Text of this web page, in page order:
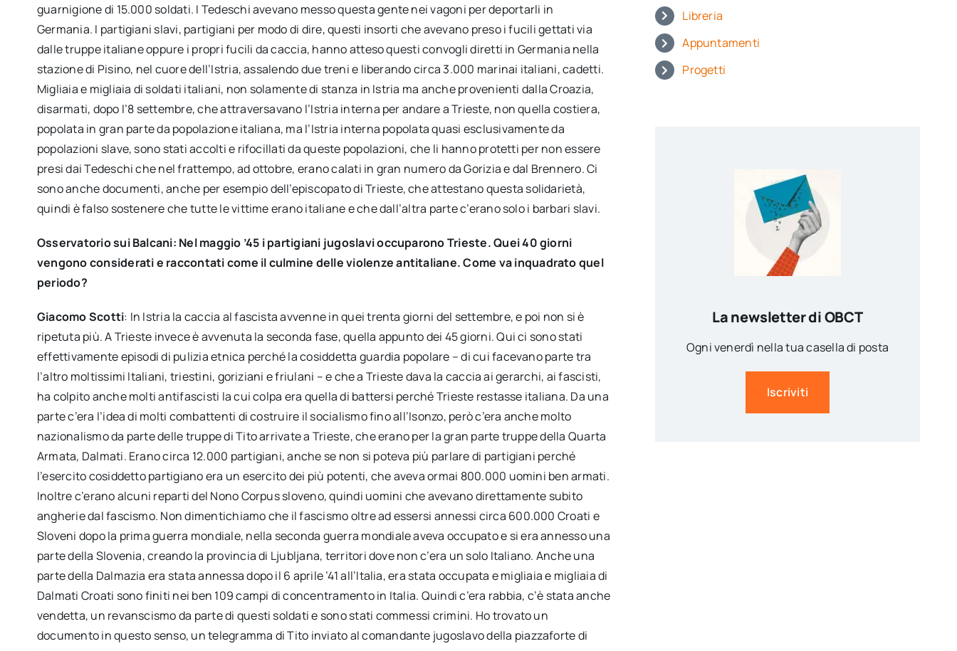
guarnigione di 15.000 soldati. I Tedeschi avevano messo questa gente nei vagoni per deportarli in
Germania. I partigiani slavi, partigiani per modo di dire, questi insorti che avevano preso i fucili gettati via
dalle truppe italiane oppure i propri fucili da caccia, hanno atteso questi convogli diretti in Germania nella
stazione di Pisino, nel cuore dell’Istria, assalendo due treni e liberando circa 3.000 marinai italiani, cadetti.
Migliaia e migliaia di soldati italiani, non solamente di stanza in Istria ma anche provenienti dalla Croazia,
disarmati, dopo l’8 settembre, che attraversavano l’Istria interna per andare a Trieste, non quella costiera,
popolata in gran parte da popolazione italiana, ma l’Istria interna popolata quasi esclusivamente da
popolazioni slave, sono stati accolti e rifocillati da queste popolazioni, che li hanno protetti per non essere
presi dai Tedeschi che nel frattempo, ad ottobre, erano calati in gran numero da Gorizia e dal Brennero. Ci
sono anche documenti, anche per esempio dell’episcopato di Trieste, che attestano questa solidarietà,
quindi è falso sostenere che tutte le vittime erano italiane e che dall’altra parte c’erano solo i barbari slavi.
Osservatorio sui Balcani: Nel maggio ’45 i partigiani jugoslavi occuparono Trieste. Quei 40 giorni
vengono considerati e raccontati come il culmine delle violenze antitaliane. Come va inquadrato quel
periodo?
Giacomo Scotti: In Istria la caccia al fascista avvenne in quei trenta giorni del settembre, e poi non si è
ripetuta più. A Trieste invece è avvenuta la seconda fase, quella appunto dei 45 giorni. Qui ci sono stati
effettivamente episodi di pulizia etnica perché la cosiddetta guardia popolare – di cui facevano parte tra
l’altro moltissimi Italiani, triestini, goriziani e friulani – e che a Trieste dava la caccia ai gerarchi, ai fascisti,
ha colpito anche molti antifascisti la cui colpa era quella di battersi perché Trieste restasse italiana. Da una
parte c’era l’idea di molti combattenti di costruire il socialismo fino all’Isonzo, però c’era anche molto
nazionalismo da parte delle truppe di Tito arrivate a Trieste, che erano per la gran parte truppe della Quarta
Armata, Dalmati. Erano circa 12.000 partigiani, anche se non si poteva più parlare di partigiani perché
l’esercito cosiddetto partigiano era un esercito dei più potenti, che aveva ormai 800.000 uomini ben armati.
Inoltre c’erano alcuni reparti del Nono Corpus sloveno, quindi uomini che avevano direttamente subito
angherie dal fascismo. Non dimentichiamo che il fascismo oltre ad essersi annessi circa 600.000 Croati e
Sloveni dopo la prima guerra mondiale, nella seconda guerra mondiale aveva occupato e si era annesso una
parte della Slovenia, creando la provincia di Ljubljana, territori dove non c’era un solo Italiano. Anche una
parte della Dalmazia era stata annessa dopo il 6 aprile ’41 all’Italia, era stata occupata e migliaia e migliaia di
Dalmati Croati sono finiti nei ben 109 campi di concentramento in Italia. Quindi c’era rabbia, c’è stata anche
vendetta, un revanscismo da parte di questi soldati e sono stati commessi crimini. Ho trovato un
documento in questo senso, un telegramma di Tito inviato al comandante jugoslavo della piazzaforte di
Libreria
Appuntamenti
Progetti
La newsletter di OBCT
Ogni venerdì nella tua casella di posta
Iscriviti